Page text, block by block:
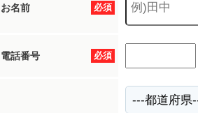
必須
お名前
必須
電話番号